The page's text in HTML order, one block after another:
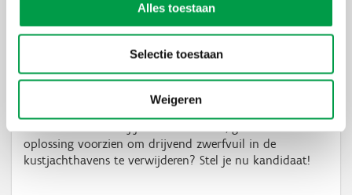
Alles toestaan
Selectie toestaan
Weigeren
Nieuwe overheidsopdracht: drijvend
zwerfvuil in de kustjachthavens verwijderen
oplossing voorzien om drijvend zwerfvuil in de
kustjachthavens te verwijderen? Stel je nu kandidaat!